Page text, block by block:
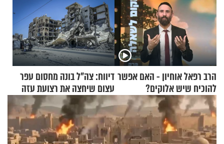
הרב רפאל אוחיון - האם אפשר
להוכיח שיש אלוקים?
דיווח: צה"ל בונה מחסום עפר
עצום שיחצה את רצועת עזה
לשניים